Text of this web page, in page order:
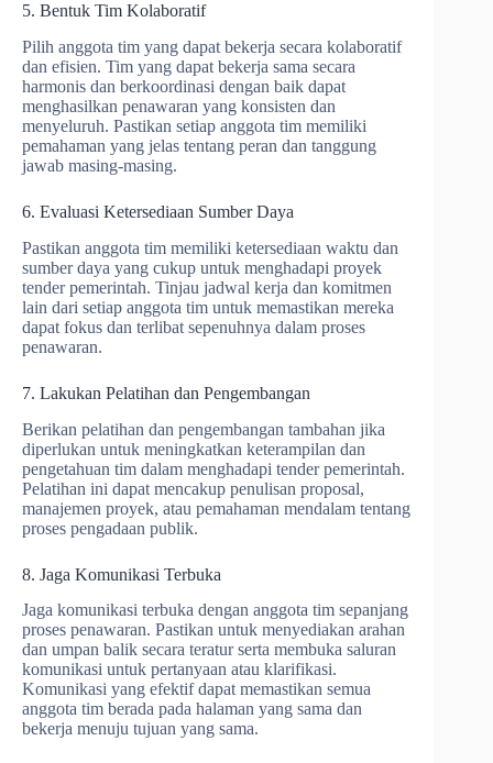
5. Bentuk Tim Kolaboratif
Pilih anggota tim yang dapat bekerja secara kolaboratif
dan efisien. Tim yang dapat bekerja sama secara
harmonis dan berkoordinasi dengan baik dapat
menghasilkan penawaran yang konsisten dan
menyeluruh. Pastikan setiap anggota tim memiliki
pemahaman yang jelas tentang peran dan tanggung
jawab masing-masing.
6. Evaluasi Ketersediaan Sumber Daya
Pastikan anggota tim memiliki ketersediaan waktu dan
sumber daya yang cukup untuk menghadapi proyek
tender pemerintah. Tinjau jadwal kerja dan komitmen
lain dari setiap anggota tim untuk memastikan mereka
dapat fokus dan terlibat sepenuhnya dalam proses
penawaran.
7. Lakukan Pelatihan dan Pengembangan
Berikan pelatihan dan pengembangan tambahan jika
diperlukan untuk meningkatkan keterampilan dan
pengetahuan tim dalam menghadapi tender pemerintah.
Pelatihan ini dapat mencakup penulisan proposal,
manajemen proyek, atau pemahaman mendalam tentang
proses pengadaan publik.
8. Jaga Komunikasi Terbuka
Jaga komunikasi terbuka dengan anggota tim sepanjang
proses penawaran. Pastikan untuk menyediakan arahan
dan umpan balik secara teratur serta membuka saluran
komunikasi untuk pertanyaan atau klarifikasi.
Komunikasi yang efektif dapat memastikan semua
anggota tim berada pada halaman yang sama dan
bekerja menuju tujuan yang sama.